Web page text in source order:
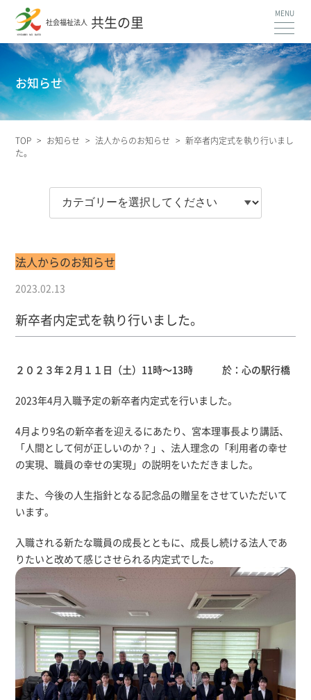
社会福祉法人 共生の里
お知らせ
TOP > お知らせ > 法人からのお知らせ > 新卒者内定式を執り行いまし
た。
法人からのお知らせ
2023.02.13
新卒者内定式を執り行いました。
２０２３年２月１１日（土）11時～13時 於：心の駅行橋
2023年4月入職予定の新卒者内定式を行いました。
4月より9名の新卒者を迎えるにあたり、宮本理事長より講話、
「人間として何が正しいのか？」、法人理念の「利用者の幸せ
の実現、職員の幸せの実現」の説明をいただきました。
また、今後の人生指針となる記念品の贈呈をさせていただいて
います。
入職される新たな職員の成長とともに、成長し続ける法人であ
りたいと改めて感じさせられる内定式でした。